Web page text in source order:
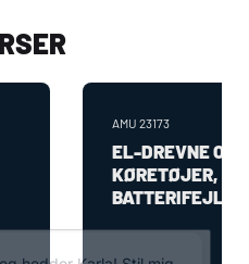
AMU 23173
EL-DREVNE OFF
KØRETØJER,